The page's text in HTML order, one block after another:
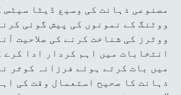
مصنوعی ذہانت کی وسیع ڈیٹا سیٹس
ووٹنگ کے نمونوں کی پیش گوئی
ووٹرز کی شناخت کرنے کی صلاحیت
انتخابات میں اہم کردار ادا کرے
میں بات کرتے ہوئے فرزانہ کوثر
ذہانت کا صحیح استعمال وقت کی